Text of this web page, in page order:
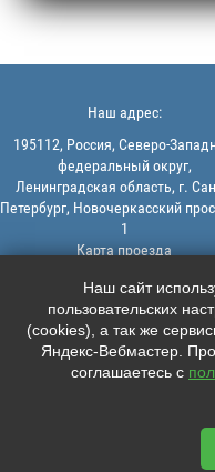
Наш адрес:
195112, Россия, Северо-
федеральный округ,
Ленинградская область, г.
Петербург, Новочеркасский
1
Карта проезда
Мы в соцсетях:
    
Наш сайт
пользовательских
(cookies), а так же
Яндекс-Вебмастер.
соглашаетесь с